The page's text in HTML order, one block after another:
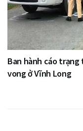
Ban hành cáo
vong ở Vĩnh Long